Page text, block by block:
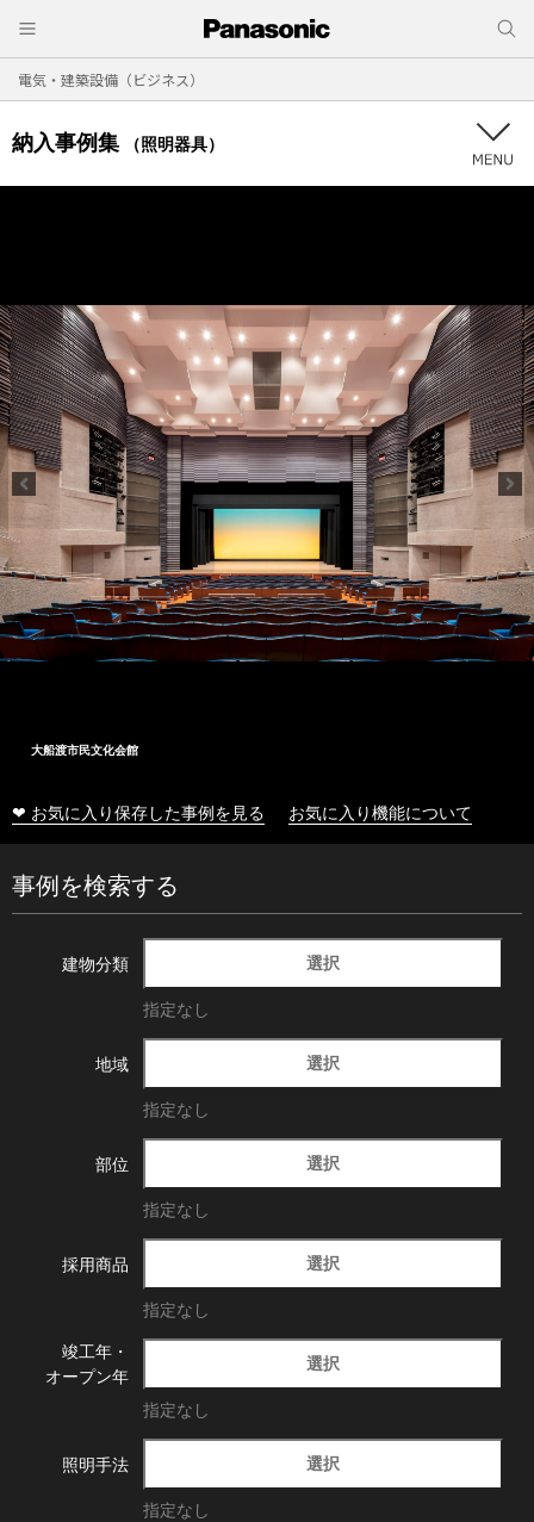
電気・建築設備（ビジネス）
納入事例集 （照明器具）
大船渡市民文化会館
❤ お気に入り保存した事例を見る お気に入り機能について
事例を検索する
建物分類 選択
指定なし
地域 選択
指定なし
部位 選択
指定なし
採用商品 選択
指定なし
竣工年・
オープン年
選択
指定なし
照明手法 選択
指定なし